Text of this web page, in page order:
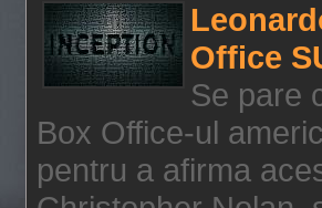
Office
Se pare
Box Office-ul
pentru a afirma